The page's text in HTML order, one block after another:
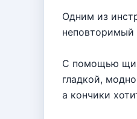
Одним из
С помощью
гладкой,
а кончики